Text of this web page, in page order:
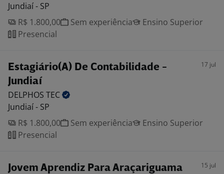
Jundiaí - SP
R$ 1.800,00
Sem experiência
Ensino Superior
Presencial
Estagiário(A) De Contabilidade -
Jundiaí
17 jul
DELPHOS TEC
Jundiaí - SP
R$ 1.800,00
Sem experiência
Ensino Superior
Presencial
Jovem Aprendiz Para Araçariguama 15 jul